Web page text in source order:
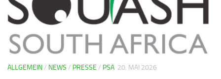
ALLGEMEIN/ NEWS / PRESSE / PSA 20. MAI 2026